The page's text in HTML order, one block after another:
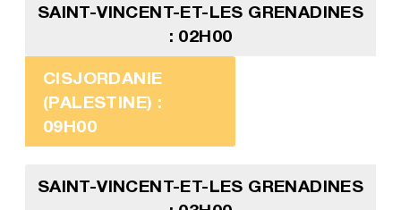
SAINT-VINCENT-ET-LES GRENADINES
: 02H00
CISJORDANIE
(PALESTINE) :
09H00
SAINT-VINCENT-ET-LES GRENADINES